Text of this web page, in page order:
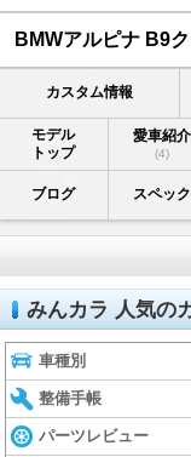
BMWアルピナ B9
カスタム情報
モデル
トップ
愛車紹介
(4)
ブログ スペック
みんカラ 人気の
車種別
整備手帳
パーツレビュー